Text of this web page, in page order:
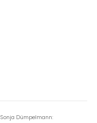
Sonja Dümpelmann: